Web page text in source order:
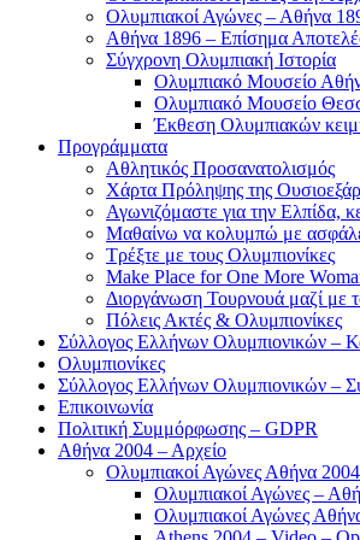
Ολυμπιακοί Αγώνες – Αθήνα
Αθήνα 1896 – Επίσημα
Σύγχρονη Ολυμπιακή Ιστορία
Ολυμπιακό Μουσείο
Ολυμπιακό Μουσείο
Έκθεση Ολυμπιακών
Προγράμματα
Αθλητικός Προσανατολισμός
Χάρτα Πρόληψης της
Αγωνιζόμαστε για την Ελπίδα,
Μαθαίνω να κολυμπώ με
Τρέξτε με τους Ολυμπιονίκες
Make Place for One More
Διοργάνωση Τουρνουά μαζί με
Πόλεις Ακτές & Ολυμπιονίκες
Σύλλογος Ελλήνων Ολυμπιονικών –
Ολυμπιονίκες
Σύλλογος Ελλήνων Ολυμπιονικών –
Επικοινωνία
Πολιτική Συμμόρφωσης – GDPR
Αθήνα 2004 – Αρχείο
Ολυμπιακοί Αγώνες Αθήνα 2004
Ολυμπιακοί Αγώνες –
Ολυμπιακοί Αγώνες